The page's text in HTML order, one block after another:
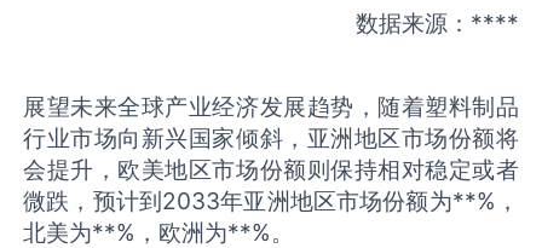
数据来源：****
展望未来全球产业经济发展趋势，随着塑料制品
行业市场向新兴国家倾斜，亚洲地区市场份额将
会提升，欧美地区市场份额则保持相对稳定或者
微跌，预计到2033年亚洲地区市场份额为**%，
北美为**%，欧洲为**%。